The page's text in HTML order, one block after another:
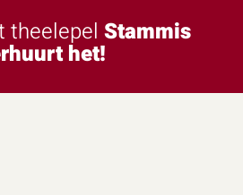
theelepel Stammis
het!